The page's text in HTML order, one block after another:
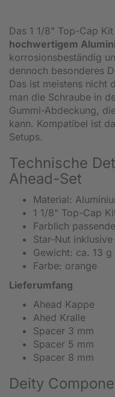
Das 1 1/8" Top-Cap
hochwertigem
korrosionsbeständig
dennoch besonderes
Das ist meistens nicht
man die Schraube in
Gummi-Abdeckung,
kann. Kompatibel ist
Setups.
Technische
Ahead-Set
Material:
1 1/8" Top-Cap
Farblich
Star-Nut
Gewicht: ca. 13 g
Farbe: orange
Lieferumfang
Ahead Kappe
Ahed Kralle
Spacer 3 mm
Spacer 5 mm
Spacer 8 mm
Deity